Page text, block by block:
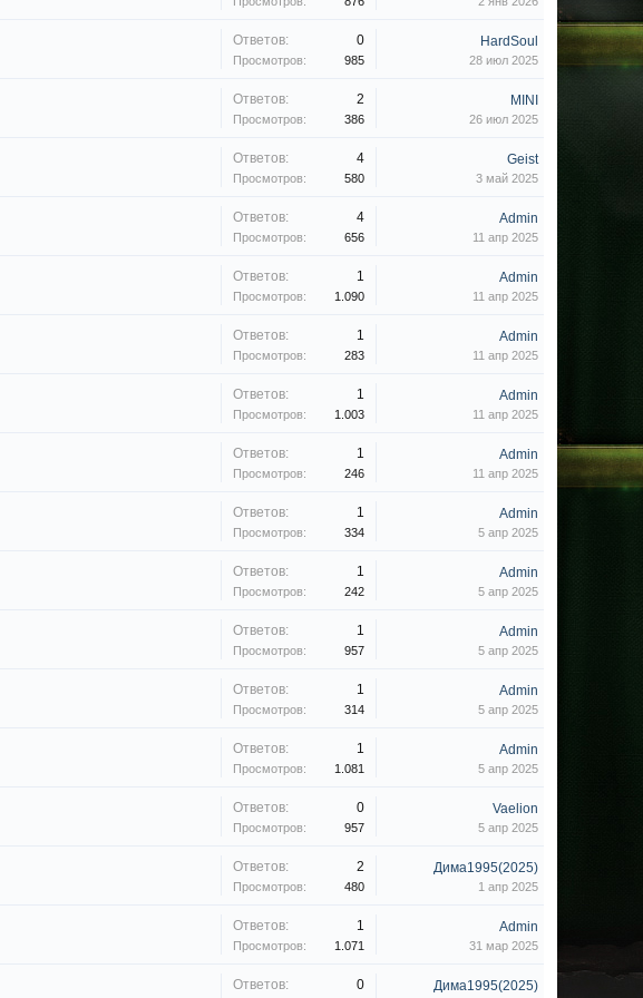
Ответов: 0
Просмотров: 985
HardSoul
28 июл 2025
Ответов: 2
Просмотров: 386
MINI
26 июл 2025
Ответов: 4
Просмотров: 580
Geist
3 май 2025
Ответов: 4
Просмотров: 656
Admin
11 апр 2025
Ответов: 1
Просмотров: 1.090
Admin
11 апр 2025
Ответов: 1
Просмотров: 283
Admin
11 апр 2025
Ответов: 1
Просмотров: 1.003
Admin
11 апр 2025
Ответов: 1
Просмотров: 246
Admin
11 апр 2025
Ответов: 1
Просмотров: 334
Admin
5 апр 2025
Ответов: 1
Просмотров: 242
Admin
5 апр 2025
Ответов: 1
Просмотров: 957
Admin
5 апр 2025
Ответов: 1
Просмотров: 314
Admin
5 апр 2025
Ответов: 1
Просмотров: 1.081
Admin
5 апр 2025
Ответов: 0
Просмотров: 957
Vaelion
5 апр 2025
Ответов: 2
Просмотров: 480
Дима1995(2025)
1 апр 2025
Ответов: 1
Просмотров: 1.071
Admin
31 мар 2025
Ответов: 0 Дима1995(2025)